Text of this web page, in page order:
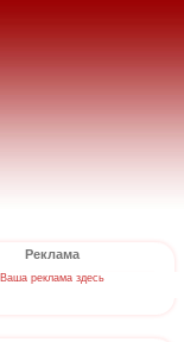
Реклама
Ваша реклама здесь